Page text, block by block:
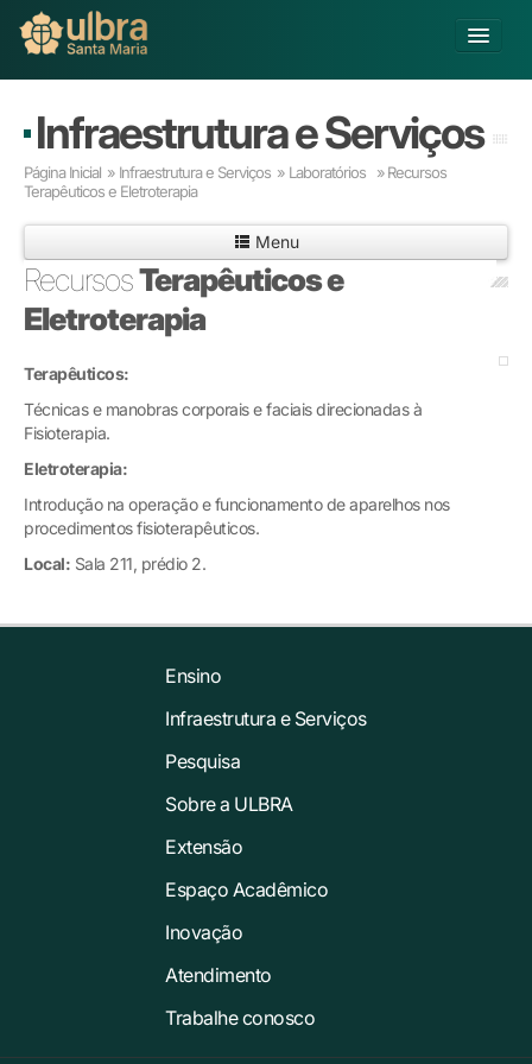
Buscar
Já sou Aluno
Matricule-se
Educação Básica
Graduação
Educação a Distância
Pesquisa
Extensão
Infraestrutura e Serviços
Inovação
Sobre a ULBRA
Infraestrutura e Serviços
Página Inicial » Infraestrutura e Serviços » Laboratórios »Recursos
Terapêuticos e Eletroterapia
Menu
RecursosTerapêuticos e
Eletroterapia
Terapêuticos:
Técnicas e manobras corporais e faciais direcionadas à
Fisioterapia.
Eletroterapia:
Introdução na operação e funcionamento de aparelhos nos
procedimentos fisioterapêuticos.
Local: Sala 211, prédio 2.
Ensino
Infraestrutura e Serviços
Pesquisa
Sobre a ULBRA
Extensão
Espaço Acadêmico
Inovação
Atendimento
Trabalhe conosco